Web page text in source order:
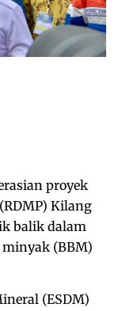
proyek
Kilang
balik dalam
(BBM)
(ESDM)